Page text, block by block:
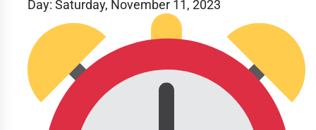
Day: Saturday, November 11, 2023